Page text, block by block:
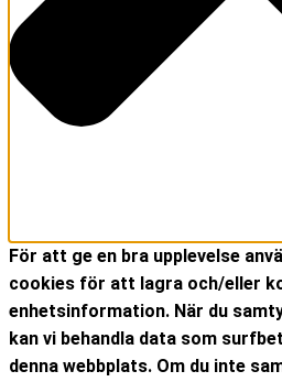
För att ge en bra upplevelse
cookies för att lagra och/eller
enhetsinformation. När du
kan vi behandla data som
denna webbplats. Om du inte